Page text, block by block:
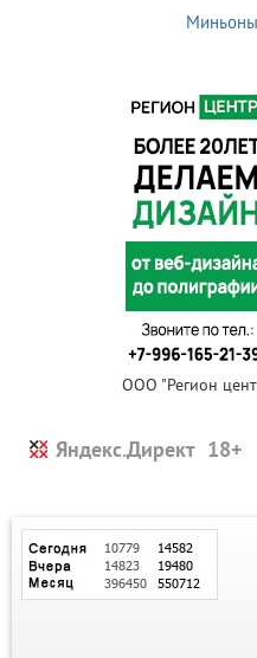
ООО "Регион
Яндекс.Директ